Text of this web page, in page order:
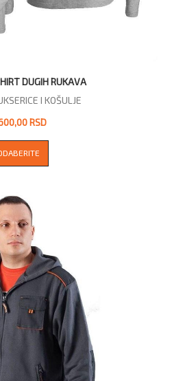
DUGIH RUKAVA
I KOŠULJE
RSD